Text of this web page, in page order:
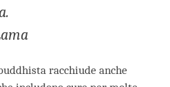
racchiude anche